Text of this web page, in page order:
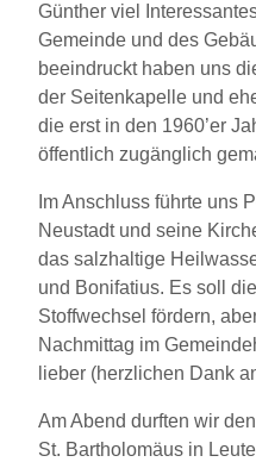
Günther viel
Gemeinde und des
beeindruckt haben uns
der Seitenkapelle und
die erst in den 1960’er
öffentlich zugänglich
Im Anschluss führte uns
Neustadt und seine
das salzhaltige
und Bonifatius. Es soll
Stoffwechsel fördern,
Nachmittag im
lieber (herzlichen Dank
Am Abend durften wir
St. Bartholomäus in